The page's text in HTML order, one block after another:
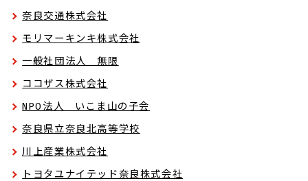
奈良交通株式会社
モリマーキンキ株式会社
一般社団法人 無限
ココザス株式会社
NPO法人 いこま山の子会
奈良県立奈良北高等学校
川上産業株式会社
トヨタユナイテッド奈良株式会社